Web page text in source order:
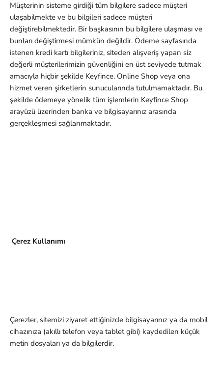
Müşterinin sisteme girdiği tüm bilgilere sadece müşteri
ulaşabilmekte ve bu bilgileri sadece müşteri
değiştirebilmektedir. Bir başkasının bu bilgilere ulaşması ve
bunları değiştirmesi mümkün değildir. Ödeme sayfasında
istenen kredi kartı bilgileriniz, siteden alışveriş yapan siz
değerli müşterilerimizin güvenliğini en üst seviyede tutmak
amacıyla hiçbir şekilde Keyfince. Online Shop veya ona
hizmet veren şirketlerin sunucularında tutulmamaktadır. Bu
şekilde ödemeye yönelik tüm işlemlerin Keyfince Shop
arayüzü üzerinden banka ve bilgisayarınız arasında
gerçekleşmesi sağlanmaktadır.
Çerez Kullanımı
Çerezler, sitemizi ziyaret ettiğinizde bilgisayarınız ya da mobil
cihazınıza (akıllı telefon veya tablet gibi) kaydedilen küçük
metin dosyaları ya da bilgilerdir.